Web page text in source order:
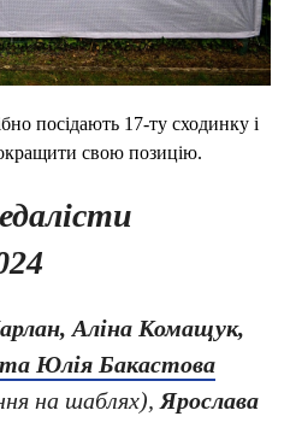
посідають 17-ту сходинку і
свою позицію.
Аліна Комащук,
Юлія Бакастова
на шаблях), Ярослава